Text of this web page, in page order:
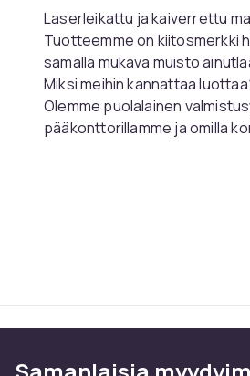
Laserleikattu ja kaiverrettu
Tuotteemme on kiitosmerkki
samalla mukava muisto
Miksi meihin kannattaa
Olemme puolalainen
pääkonttorillamme ja omilla
päivämäärä
TIEDOT MYYJÄLLE